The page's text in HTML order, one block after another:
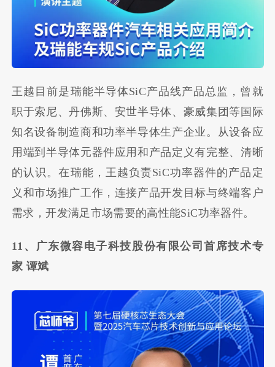
王越目前是瑞能半导体SiC产品线产品总监，曾就
职于索尼、丹佛斯、安世半导体、豪威集团等国际
知名设备制造商和功率半导体生产企业。从设备应
用端到半导体元器件应用和产品定义有完整、清晰
的认识。在瑞能，王越负责SiC功率器件的产品定
义和市场推广工作，连接产品开发目标与终端客户
需求，开发满足市场需要的高性能SiC功率器件。
11、广东微容电子科技股份有限公司首席技术专
家 谭斌